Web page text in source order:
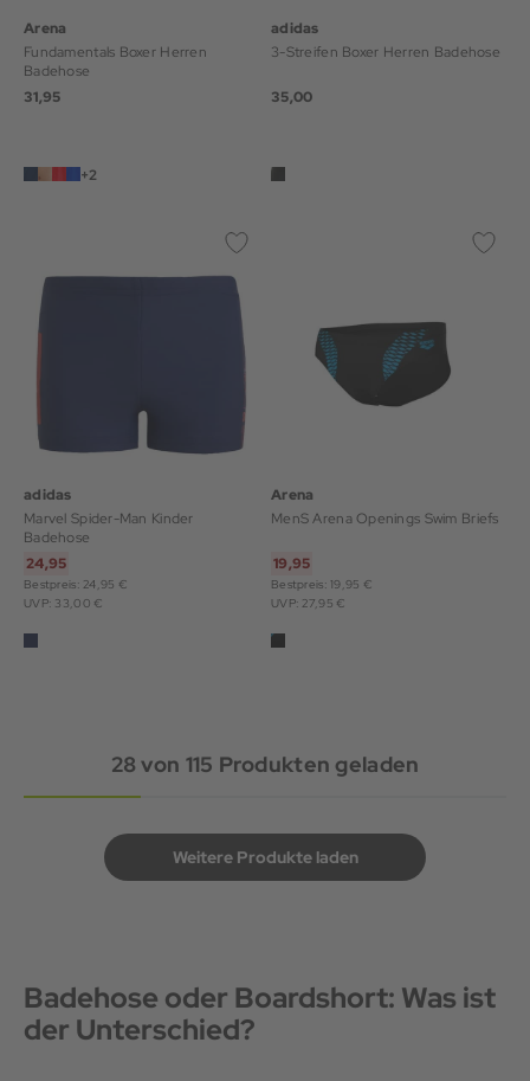
Arena
Fundamentals Boxer Herren
Badehose
31,95
+2
adidas
3-Streifen Boxer Herren Badehose
35,00
adidas
Marvel Spider-Man Kinder
Badehose
24,95
Bestpreis: 24,95 €
UVP: 33,00 €
Arena
MenS Arena Openings Swim Briefs
19,95
Bestpreis: 19,95 €
UVP: 27,95 €
28 von 115 Produkten geladen
Weitere Produkte laden
Badehose oder Boardshort: Was ist
der Unterschied?